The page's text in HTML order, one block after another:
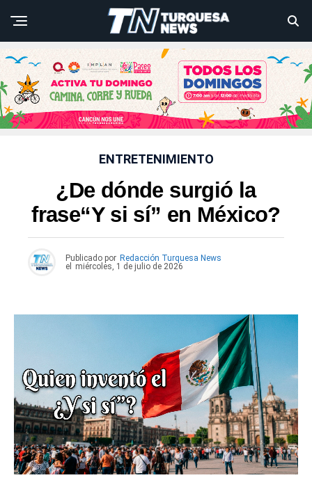
ENTRETENIMIENTO
¿De dónde surgió la
frase“Y si sí” en México?
Publicado por Redacción Turquesa News
el
miércoles, 1 de julio de 2026